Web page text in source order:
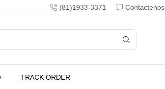
(81)1933-3371 Contactenos
TRACK ORDER